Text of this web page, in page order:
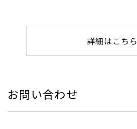
詳細はこちら
お問い合わせ